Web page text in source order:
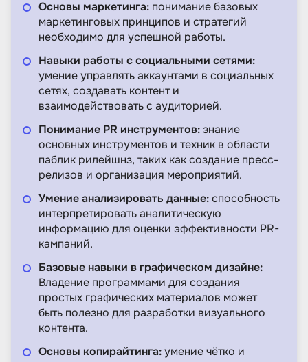
Основы маркетинга: понимание базовых
маркетинговых принципов и стратегий
необходимо для успешной работы.
Навыки работы с социальными сетями:
умение управлять аккаунтами в социальных
сетях, создавать контент и
взаимодействовать с аудиторией.
Понимание PR инструментов:знание
основных инструментов и техник в области
паблик рилейшнз, таких как создание пресс-
релизов и организация мероприятий.
Умение анализировать данные:способность
интерпретировать аналитическую
информацию для оценки эффективности PR-
кампаний.
Базовые навыки в графическом дизайне:
Владение программами для создания
простых графических материалов может
быть полезно для разработки визуального
контента.
Основы копирайтинга:умение чётко и